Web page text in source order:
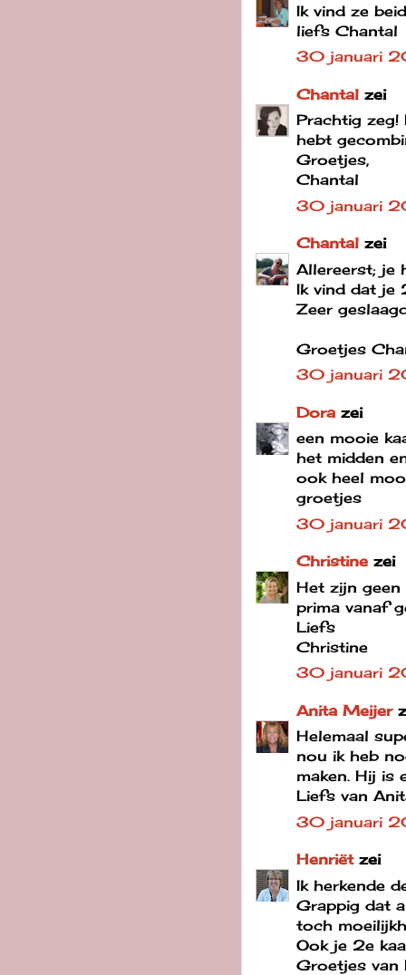
Ik vind ze
liefs Chantal
30 januari
Chantal zei
Prachtig zeg!
hebt
Groetjes,
Chantal
30 januari
Chantal zei
Allereerst; je
Ik vind dat je
Zeer
Groetjes
30 januari
Dora zei
een mooie
het midden
ook heel
groetjes
30 januari
Christine zei
Het zijn geen
prima vanaf
Liefs
Christine
30 januari
Anita Meijer
Helemaal
nou ik heb
maken. Hij is
Liefs van
30 januari
Henriëtzei
Ik herkende
Grappig dat
toch
Ook je 2e
Groetjes van